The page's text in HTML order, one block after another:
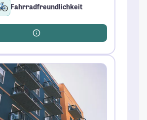
Fahrradfreundlichkeit